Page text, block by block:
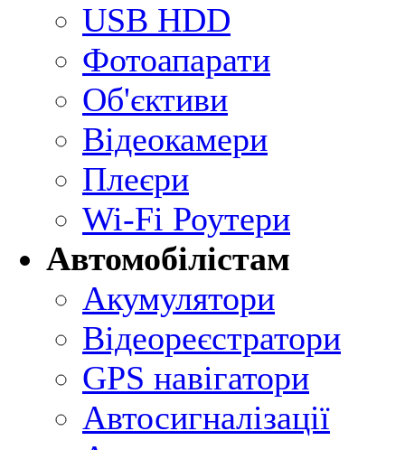
USB HDD
Фотоапарати
Об'єктиви
Відеокамери
Плеєри
Wi-Fi Роутери
Автомобілістам
Акумулятори
Відеореєстратори
GPS навігатори
Автосигналізації